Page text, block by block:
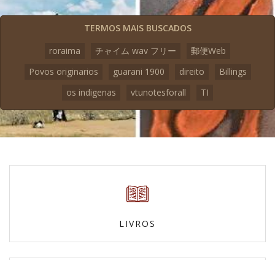
TERMOS MAIS BUSCADOS
roraima
チャイム wav フリー
郵便Web
Povos originarios
guarani 1900 direito
Billings
os indigenas
vtunotesforall TI
LIVROS